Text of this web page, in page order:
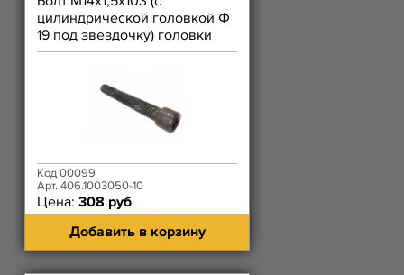
цилиндрической головкой Ф
19 под звездочку) головки
цилиндров ЗМЗ-4062, 4063,
Код 00099
Арт. 406.1003050-10
Цена: 308 руб
Добавить в корзину